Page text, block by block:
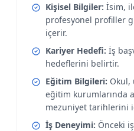
Kişisel Bilgiler: İsim,
profesyonel profiller
içerir.
Kariyer Hedefi: İş
hedeflerini belirtir.
Eğitim Bilgileri: Okul,
eğitim kurumlarında
mezuniyet tarihlerini
İş Deneyimi: Önceki